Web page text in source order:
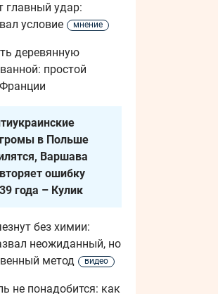
главный удар:
условие
мнение
деревянную
простой
в Польше
Варшава
ошибку
года – Кулик
без химии:
неожиданный, но
метод
видео
не понадобится: как